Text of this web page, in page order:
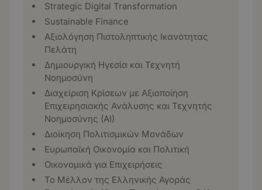
Strategic Digital Transformation
Sustainable Finance
Αξιολόγηση Πιστοληπτικής Ικανότητας
Πελάτη
Δημιουργική Ηγεσία και Τεχνητή
Νοημοσύνη
Διαχείριση Κρίσεων με Αξιοποίηση
Επιχειρησιακής Ανάλυσης και Τεχνητής
Νοημοσύνης (ΑΙ)
Διοίκηση Πολιτισμικών Μονάδων
Ευρωπαϊκή Οικονομία και Πολιτική
Οικονομικά για Επιχειρήσεις
Το Μέλλον της Ελληνικής Αγοράς